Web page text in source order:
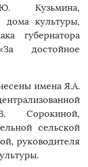
Кузьмина,
дома культуры,
губернатора
достойное
имена Я.А.
Сорокиной,
сельской
руководителя